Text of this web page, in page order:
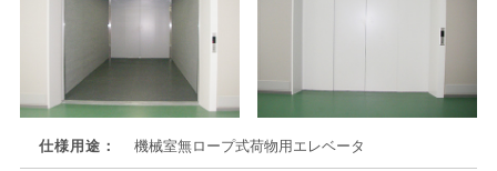
仕様用途： 機械室無ロープ式荷物用エレベータ